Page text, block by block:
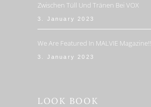
Zwischen Tüll Und Tränen Bei VOX
3. January 2023
We Are Featured In MALVIE Magazine!!
3. January 2023
LOOK BOOK